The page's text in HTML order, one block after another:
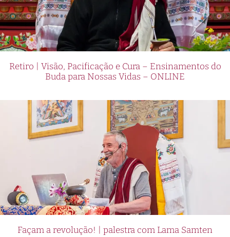
Retiro | Visão, Pacificação e Cura – Ensinamentos do
Buda para Nossas Vidas – ONLINE
Façam a revolução! | palestra com Lama Samten